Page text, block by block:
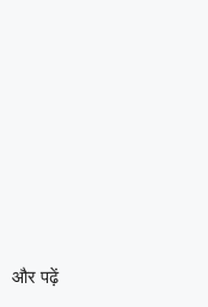
और पढ़ें